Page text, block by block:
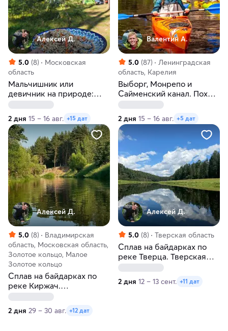
Алексей Д.
5.0 (8)
Московская
область
Мальчишник или
девичник на природе:
2 дня 15 – 16 авг. +15 дат
Валентин А.
5.0 (87)
Ленинградская
область, Карелия
Выборг, Монрепо и
Сайменский канал. Поход
2 дня 15 – 16 авг. +5 дат
Алексей Д.
5.0 (8)
Владимирская
область, Московская область,
Золотое кольцо, Малое
Золотое кольцо
Сплав на байдарках по
реке Киржач.
2 дня 29 – 30 авг. +12 дат
Алексей Д.
5.0 (8) Тверская область
Сплав на байдарках по
реке Тверца. Тверская
2 дня 12 – 13 сент. +11 дат